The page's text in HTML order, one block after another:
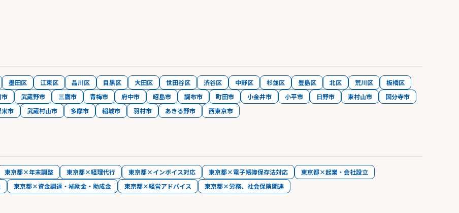
墨田区 江東区 品川区 目黒区 大田区 世田谷区 渋谷区 中野区 杉並区 豊島区 北区 荒川区
板橋区
市 武蔵野市 三鷹市 青梅市 府中市 昭島市 調布市 町田市 小金井市 小平市 日野市 東村山市
国分寺市
米市 武蔵村山市 多摩市 稲城市 羽村市 あきる野市 西東京市
東京都×年末調整 東京都×経理代行 東京都×インボイス対応 東京都×電子帳簿保存法対応
東京都×起業・会社設立
東京都×資金調達・補助金・助成金 東京都×経営アドバイス 東京都×労務、社会保険関連